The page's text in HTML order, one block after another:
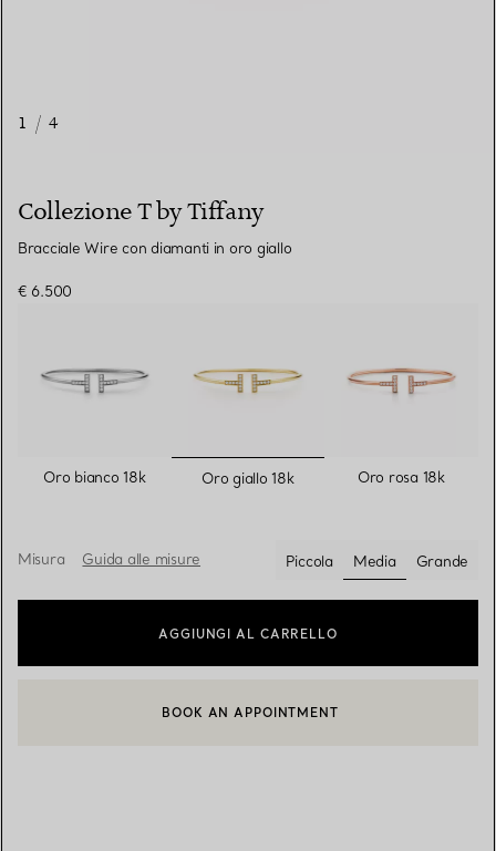
1 / 4
Collezione T by Tiffany
Bracciale Wire con diamanti in oro giallo
€ 6.500
Oro bianco 18k selezionato/i
Oro giallo 18k Oro rosa 18k
Misura Guida alle misure Piccola
Media
selezionato/i
Grande
AGGIUNGI AL CARRELLO
CONTATTA UN CONSULENTE CLIENTI O PRENOTA UN
BOOK AN APPOINTMENT